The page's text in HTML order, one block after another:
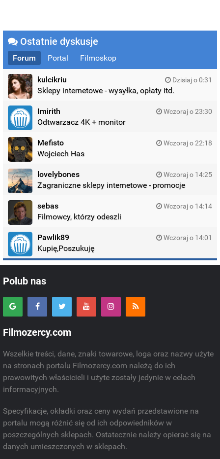
Ostatnie dyskusje
Forum Portal Filmoskop
kulcikriu Dzisiaj o 0:31
Sklepy internetowe - wysyłka, opłaty itd.
Imirith Wczoraj o 23:30
Odtwarzacz 4K + monitor
Mefisto Wczoraj o 22:18
Wojciech Has
lovelybones Wczoraj o 14:25
Zagraniczne sklepy internetowe - promocje
sebas Wczoraj o 14:14
Filmowcy, którzy odeszli
Pawlik89 Wczoraj o 14:01
Kupię,Poszukuję
Polub nas
Filmozercy.com
Wszelkie treści, dane, znaki towarowe, loga oraz nazwy użyte
na stronach portalu Filmozercy.com należą do ich
prawowitych właścicieli i użyte zostały jedynie w celach
informacyjnych.
Specyfikacje, okładki oraz ceny wydań przedstawione na
portalu mogą różnić się od ich odpowiedników w
poszczególnych sklepach. Ostatecznie należy opierać się na
danych umieszczonych w sklepach.